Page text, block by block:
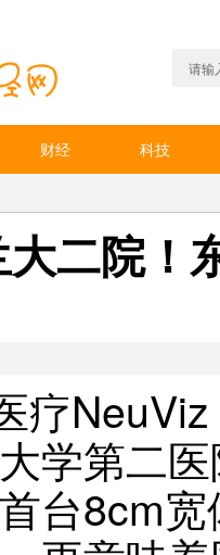
财经
科技
二院！
疗
学第二
台8cm